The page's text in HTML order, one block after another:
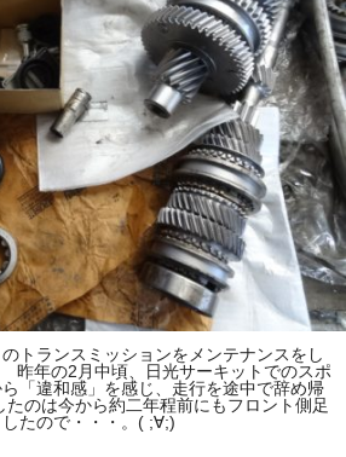
トランスミッションをメンテナンスをし
昨年の2月中頃、日光サーキットでのスポ
「違和感」を感じ、走行を途中で辞め帰
のは今から約二年程前にもフロント側足
たので・・・。( ;∀;)